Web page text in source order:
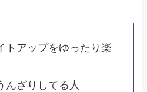
トアップをゆったり楽
んざりしてる人